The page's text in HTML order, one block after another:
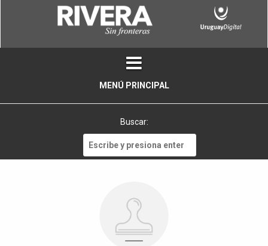
MENÚ PRINCIPAL
Buscar: